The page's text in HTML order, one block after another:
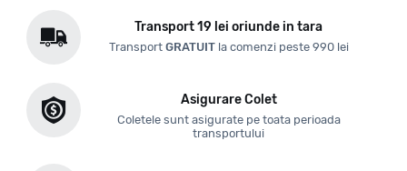
Transport 19 lei oriunde in tara
Transport GRATUITla comenzi peste 990 lei
Asigurare Colet
Coletele sunt asigurate pe toata perioada
transportului